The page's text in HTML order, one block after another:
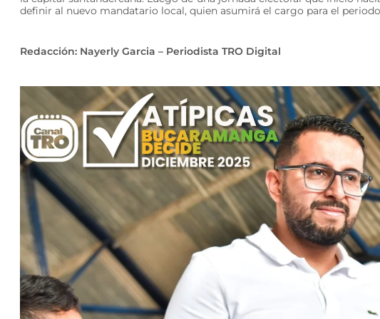
definir al nuevo mandatario local, quien asumirá el cargo para el
Redacción: Nayerly Garcia – Periodista TRO Digital